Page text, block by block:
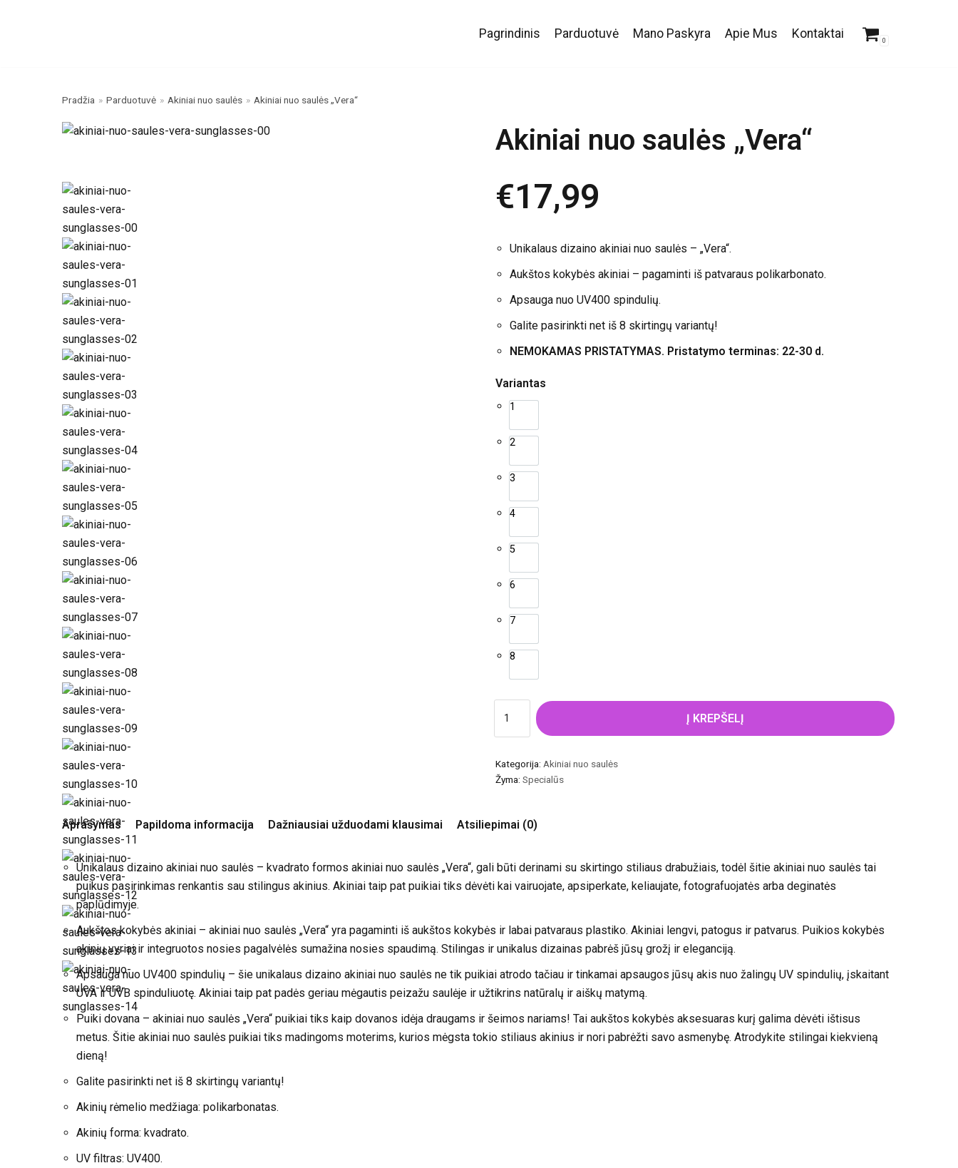
Pagrindinis Parduotuvė Mano Paskyra Apie Mus Kontaktai 0
Pradžia » Parduotuvė » Akiniai nuo saulės » Akiniai nuo saulės „Vera“
Akiniai nuo saulės „Vera“
€17,99
Unikalaus dizaino akiniai nuo saulės – „Vera“.
Aukštos kokybės akiniai – pagaminti iš patvaraus polikarbonato.
Apsauga nuo UV400 spindulių.
Galite pasirinkti net iš 8 skirtingų variantų!
NEMOKAMAS PRISTATYMAS. Pristatymo terminas: 22-30 d.
Variantas
1
2
3
4
5
6
7
8
Į KREPŠELĮ
Kategorija: Akiniai nuo saulės
Žyma:Specialūs
Aprašymas Papildoma informacija Dažniausiai užduodami klausimai Atsiliepimai (0)
Unikalaus dizaino akiniai nuo saulės – kvadrato formos akiniai nuo saulės „Vera“, gali būti derinami su skirtingo stiliaus drabužiais, todėl šitie akiniai nuo saulės tai
puikus pasirinkimas renkantis sau stilingus akinius. Akiniai taip pat puikiai tiks dėvėti kai vairuojate, apsiperkate, keliaujate, fotografuojatės arba deginatės
paplūdimyje.
Aukštos kokybės akiniai – akiniai nuo saulės „Vera“ yra pagaminti iš aukštos kokybės ir labai patvaraus plastiko. Akiniai lengvi, patogus ir patvarus. Puikios kokybės
akinių vyriai ir integruotos nosies pagalvėlės sumažina nosies spaudimą. Stilingas ir unikalus dizainas pabrėš jūsų grožį ir eleganciją.
Apsauga nuo UV400 spindulių – šie unikalaus dizaino akiniai nuo saulės ne tik puikiai atrodo tačiau ir tinkamai apsaugos jūsų akis nuo žalingų UV spindulių, įskaitant
UVA ir UVB spinduliuotę. Akiniai taip pat padės geriau mėgautis peizažu saulėje ir užtikrins natūralų ir aiškų matymą.
Puiki dovana – akiniai nuo saulės „Vera“ puikiai tiks kaip dovanos idėja draugams ir šeimos nariams! Tai aukštos kokybės aksesuaras kurį galima dėvėti ištisus
metus. Šitie akiniai nuo saulės puikiai tiks madingoms moterims, kurios mėgsta tokio stiliaus akinius ir nori pabrėžti savo asmenybę. Atrodykite stilingai kiekvieną
dieną!
Galite pasirinkti net iš 8 skirtingų variantų!
Akinių rėmelio medžiaga: polikarbonatas.
Akinių forma: kvadrato.
UV filtras: UV400.